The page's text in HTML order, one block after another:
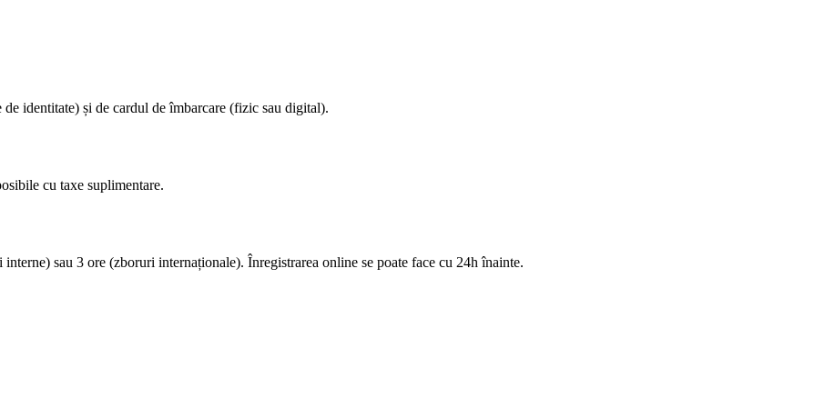
identitate) și de cardul de îmbarcare (fizic sau digital).
cu taxe suplimentare.
sau 3 ore (zboruri internaționale). Înregistrarea online se poate face cu 24h înainte.